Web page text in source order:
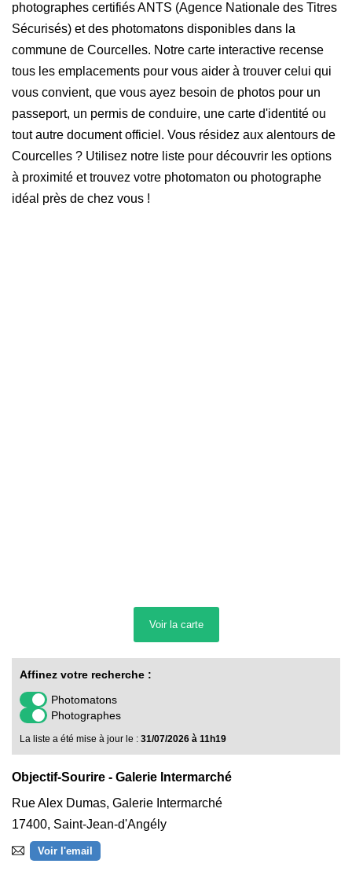
photographes certifiés ANTS (Agence Nationale des Titres
Sécurisés) et des photomatons disponibles dans la
commune de Courcelles. Notre carte interactive recense
tous les emplacements pour vous aider à trouver celui qui
vous convient, que vous ayez besoin de photos pour un
passeport, un permis de conduire, une carte d'identité ou
tout autre document officiel. Vous résidez aux alentours de
Courcelles ? Utilisez notre liste pour découvrir les options
à proximité et trouvez votre photomaton ou photographe
idéal près de chez vous !
Voir la carte
Affinez votre recherche :
Photomatons
Photographes
La liste a été mise à jour le : 31/07/2026 à 11h19
Objectif-Sourire - Galerie Intermarché
Rue Alex Dumas, Galerie Intermarché
17400, Saint-Jean-d'Angély
Voir l'email